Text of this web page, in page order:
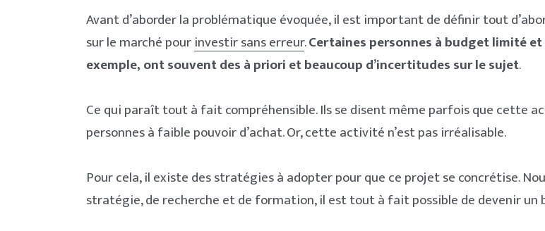
Avant d’aborder la problématique évoquée, il est important de définir tout
sur le marché pourinvestir sans erreur.Certaines personnes à budget limité
exemple, ont souvent des à priori et beaucoup d’incertitudes sur le sujet.
Ce qui paraît tout à fait compréhensible. Ils se disent même parfois que cette
personnes à faible pouvoir d’achat. Or, cette activité n’est pas irréalisable.
Pour cela, il existe des stratégies à adopter pour que ce projet se concrétise.
stratégie, de recherche et de formation, il est tout à fait possible de devenir un
Login